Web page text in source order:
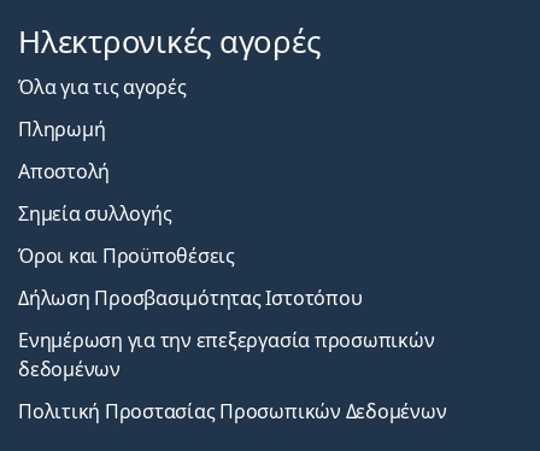
Ηλεκτρονικές αγορές
Όλα για τις αγορές
Πληρωμή
Αποστολή
Σημεία συλλογής
Όροι και Προϋποθέσεις
Δήλωση Προσβασιμότητας Ιστοτόπου
Ενημέρωση για την επεξεργασία προσωπικών
δεδομένων
Πολιτική Προστασίας Προσωπικών Δεδομένων